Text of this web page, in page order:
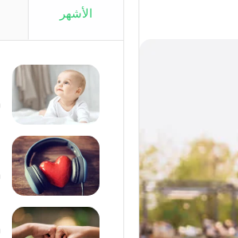
الأشهر